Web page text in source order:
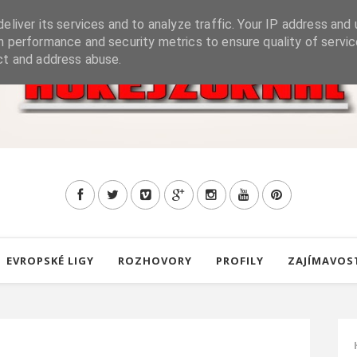
EVROPSKÉ LIGY ROZHOVORY PROFILY
its services and to analyze traffic. Your IP address and
performance and security metrics to ensure quality of
and address abuse.